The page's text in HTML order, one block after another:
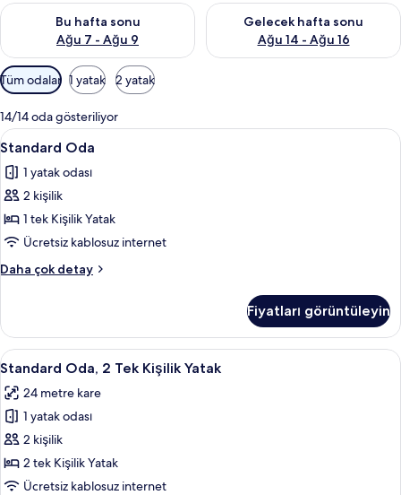
Bu hafta sonu
Ağu 7 - Ağu 9
Bu hafta sonu için müsaitliği kontrol et Ağu 7 - Ağu 9
Gelecek hafta sonu
Ağu 14 - Ağu 16
Önümüzdeki hafta sonu için
Odalar
için
mevcut
filtreler
Tüm odalar 1 yatak 2 yatak
14/14 oda gösteriliyor
Standard
Oda
için
tüm
fotoğrafları
görün
Kaliteli yatak takımı, minibar, odada
8
Standard Oda
1 yatak odası
2 kişilik
1 tek Kişilik Yatak
Ücretsiz kablosuz internet
Daha çok detay
Standard
fazla
detay
Fiyatları görüntüleyin
Standard
Oda,
2
Tek
Kişilik
Yatak
için
Kaliteli yatak takımı, minibar, odada
8
Standard Oda, 2 Tek Kişilik Yatak
24 metre kare
1 yatak odası
2 kişilik
2 tek Kişilik Yatak
Ücretsiz kablosuz internet